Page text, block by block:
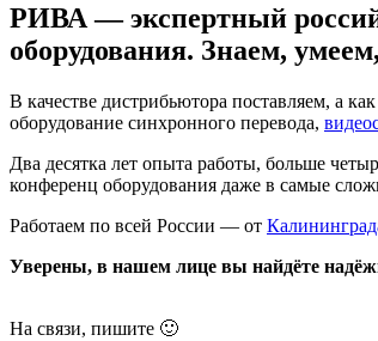
РИВА — экспертный
оборудования. Знаем,
В качестве дистрибьютора поставляем, а
оборудование синхронного перевода,
Два десятка лет опыта работы, больше
конференц оборудования даже в самые
Работаем по всей России — от
Уверены, в нашем лице вы найдёте
На связи, пишите 🙂